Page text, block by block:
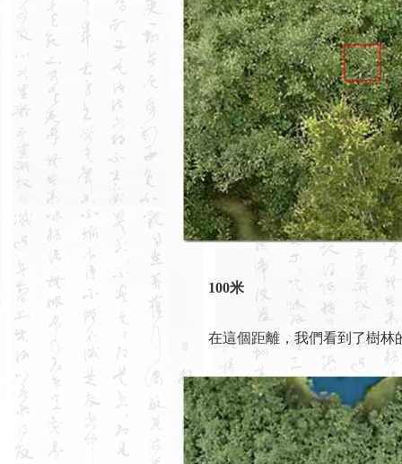
100米
在這個距離，我們看到了樹林